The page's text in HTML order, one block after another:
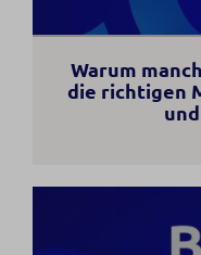
Warum
die richtigen